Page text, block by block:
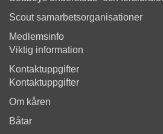
Scout samarbetsorganisationer
Medlemsinfo
Viktig information
Kontaktuppgifter
Kontaktuppgifter
Om kåren
Båtar